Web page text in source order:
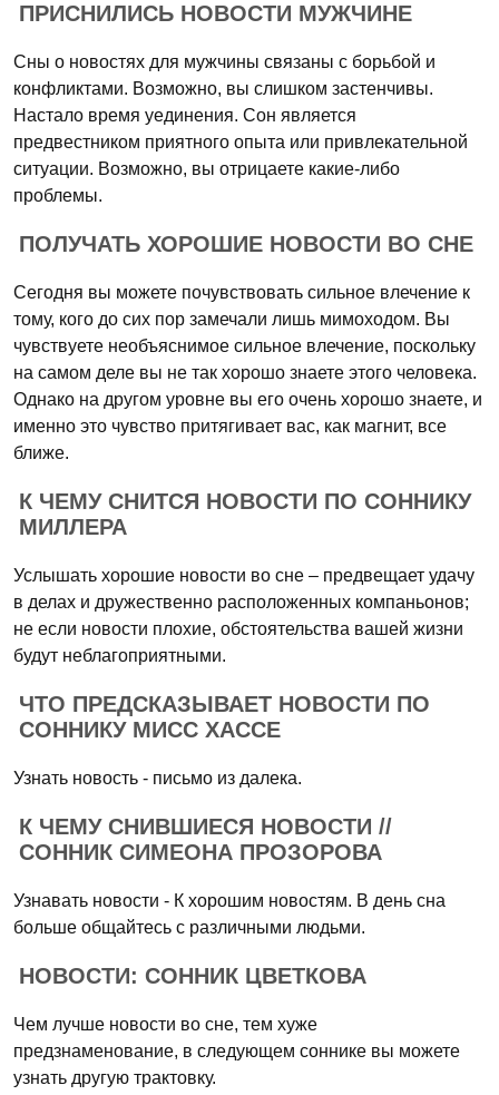
ПРИСНИЛИСЬ НОВОСТИ МУЖЧИНЕ
Сны о новостях для мужчины связаны с борьбой и
конфликтами. Возможно, вы слишком застенчивы.
Настало время уединения. Сон является
предвестником приятного опыта или привлекательной
ситуации. Возможно, вы отрицаете какие-либо
проблемы.
ПОЛУЧАТЬ ХОРОШИЕ НОВОСТИ ВО СНЕ
Сегодня вы можете почувствовать сильное влечение к
тому, кого до сих пор замечали лишь мимоходом. Вы
чувствуете необъяснимое сильное влечение, поскольку
на самом деле вы не так хорошо знаете этого человека.
Однако на другом уровне вы его очень хорошо знаете, и
именно это чувство притягивает вас, как магнит, все
ближе.
К ЧЕМУ СНИТСЯ НОВОСТИ ПО СОННИКУ
МИЛЛЕРА
Услышать хорошие новости во сне – предвещает удачу
в делах и дружественно расположенных компаньонов;
не если новости плохие, обстоятельства вашей жизни
будут неблагоприятными.
ЧТО ПРЕДСКАЗЫВАЕТ НОВОСТИ ПО
СОННИКУ МИСС ХАССЕ
Узнать новость - письмо из далека.
К ЧЕМУ СНИВШИЕСЯ НОВОСТИ //
СОННИК СИМЕОНА ПРОЗОРОВА
Узнавать новости - К хорошим новостям. В день сна
больше общайтесь с различными людьми.
НОВОСТИ: СОННИК ЦВЕТКОВА
Чем лучше новости во сне, тем хуже
предзнаменование, в следующем соннике вы можете
узнать другую трактовку.